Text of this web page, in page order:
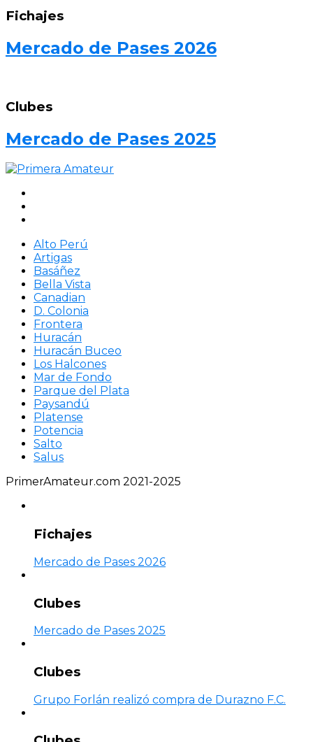
Fichajes
Mercado de Pases 2026
Clubes
Mercado de Pases 2025
Alto Perú
Artigas
Basáñez
Bella Vista
Canadian
D. Colonia
Frontera
Huracán
Huracán Buceo
Los Halcones
Mar de Fondo
Parque del Plata
Paysandú
Platense
Potencia
Salto
Salus
PrimerAmateur.com 2021-2025
Fichajes
Mercado de Pases 2026
Clubes
Mercado de Pases 2025
Clubes
Grupo Forlán realizó compra de Durazno F.C.